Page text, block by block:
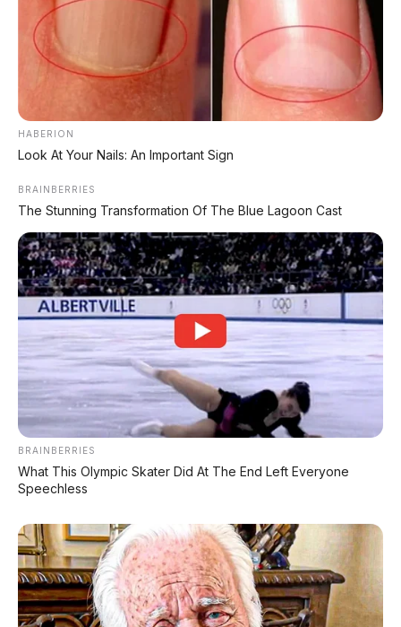
GRATIS BALIK NAMA
CEK UNIT SEKARANG
KREDIT MOTOR
SEMUA MEREK
DP MULAI
100RBNETT
✅
Honda, Yamaha, Suzuki, Kawasaki
✅ Proses 1 Jam Langsung ACC
✅ Syarat Cukup KTP & KK
DIJUAL MOBIL BEKAS DENPASAR
DIJUAL: Suzuki Swift GX 2013 Manual – Hitam
Legam, Low KM 100 Ribu, Pajak Panjang!
Kondisi Istimewa di Denpasar
HABERION
Look At Your Nails: An Important Sign
BRAINBERRIES
The Stunning Transformation Of The Blue Lagoon Cast
BRAINBERRIES
What This Olympic Skater Did At The End Left Everyone
Speechless